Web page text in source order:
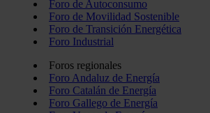
Foro de Autoconsumo
Foro de Movilidad Sostenible
Foro de Transición Energética
Foro Industrial
Foros regionales
Foro Andaluz de Energía
Foro Catalán de Energía
Foro Gallego de Energía